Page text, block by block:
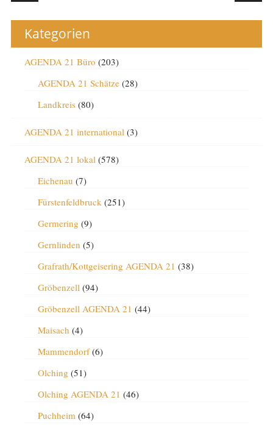
Kategorien
AGENDA 21 Büro (203)
AGENDA 21 Schätze(28)
Landkreis(80)
AGENDA 21 international(3)
AGENDA 21 lokal(578)
Eichenau (7)
Fürstenfeldbruck(251)
Germering (9)
Gernlinden (5)
Grafrath/Kottgeisering AGENDA 21 (38)
Gröbenzell(94)
Gröbenzell AGENDA 21 (44)
Maisach (4)
Mammendorf(6)
Olching (51)
Olching AGENDA 21 (46)
Puchheim(64)